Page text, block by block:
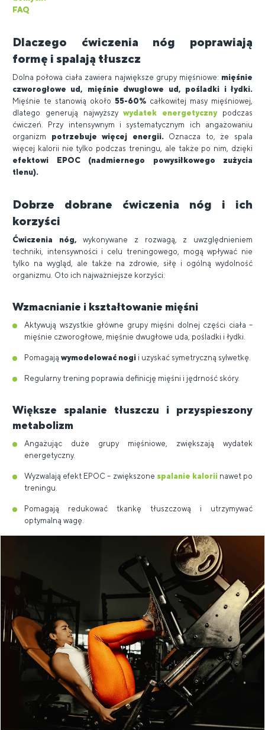
FAQ
Dlaczego ćwiczenia nóg poprawiają
formę i spalają tłuszcz
Dolna połowa ciała zawiera największe grupy mięśniowe: mięśnie
czworogłowe ud, mięśnie dwugłowe ud, pośladki i łydki.
Mięśnie te stanowią około 55-60% całkowitej masy mięśniowej,
dlatego generują najwyższywydatek energetycznypodczas
ćwiczeń. Przy intensywnym i systematycznym ich angażowaniu
organizm potrzebuje więcej energii.Oznacza to, że spala
więcej kalorii nie tylko podczas treningu, ale także po nim, dzięki
efektowi EPOC (nadmiernego powysiłkowego zużycia
tlenu).
Dobrze dobrane ćwiczenia nóg i ich
korzyści
Ćwiczenia nóg, wykonywane z rozwagą, z uwzględnieniem
techniki, intensywności i celu treningowego, mogą wpływać nie
tylko na wygląd, ale także na zdrowie, siłę i ogólną wydolność
organizmu. Oto ich najważniejsze korzyści:
Wzmacnianie i kształtowanie mięśni
Aktywują wszystkie główne grupy mięśni dolnej części ciała –
mięśnie czworogłowe, mięśnie dwugłowe uda, pośladki i łydki.
Pomagają wymodelować nogi i uzyskać symetryczną sylwetkę.
Regularny trening poprawia definicję mięśni i jędrność skóry.
Większe spalanie tłuszczu i przyspieszony
metabolizm
Angażując duże grupy mięśniowe, zwiększają wydatek
energetyczny.
Wyzwalają efekt EPOC – zwiększone spalanie kaloriinawet po
treningu.
Pomagają redukować tkankę tłuszczową i utrzymywać
optymalną wagę.